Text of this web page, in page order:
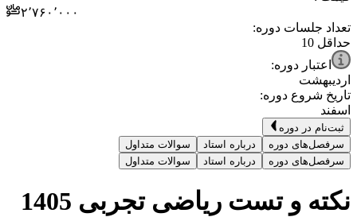
۲٬۷۶۰٬۰۰۰
تعداد جلسات دوره:
حداقل 10
اعتبار دوره:
اردیبهشت
تاریخ شروع دوره:
اسفند
ثبت‌نام در دوره
سرفصل‌های دوره
درباره استاد
سوالات متداول
سرفصل‌های دوره
درباره استاد سوالات متداول
نکته و تست ریاضی تجربی 1405